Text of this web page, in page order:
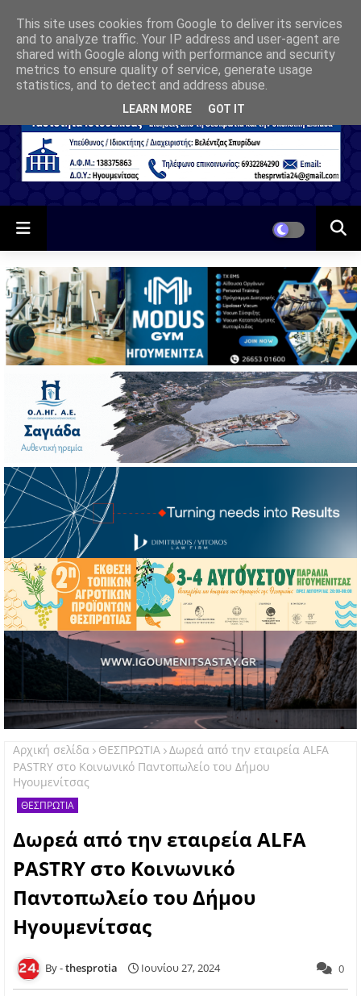
Αρχική σελίδα ΘΕΣΠΡΩΤΙΑ Δωρεά από την εταιρεία ALFA
PASTRY στο Κοινωνικό Παντοπωλείο του Δήμου
Ηγουμενίτσας
ΘΕΣΠΡΩΤΙΑ
Δωρεά από την εταιρεία ALFA
PASTRY στο Κοινωνικό
Παντοπωλείο του Δήμου
Ηγουμενίτσας
thesprotia Ιουνίου 27, 2024 0
This site uses cookies from Google to deliver its services
and to analyze traffic. Your IP address and user-agent are
shared with Google along with performance and security
metrics to ensure quality of service, generate usage
statistics, and to detect and address abuse.
LEARN MORE GOT IT